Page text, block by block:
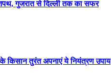
शपथ, गुजरात से दिल्ली तक का सफर
किसान तुरंत अपनाएं ये नियंत्रण उपाय